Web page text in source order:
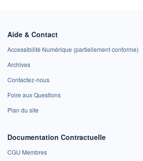
Aide & Contact
Accessibilité Numérique (partiellement conforme)
Archives
Contactez-nous
Foire aux Questions
Plan du site
Documentation Contractuelle
CGU Membres